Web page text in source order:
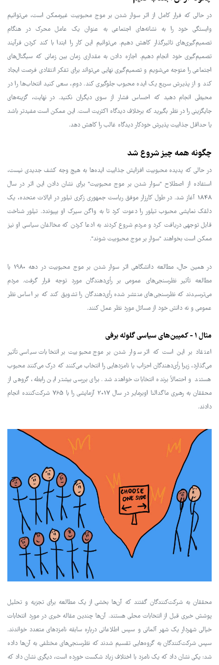
در حالی که فرار کامل از اثر سوار شدن بر موج محبوبیت غیرممکن است، می‌توانیم
وابستگی خود را به نشانه‌های اجتماعی به عنوان یک عامل محرک در هنگام
تصمیم‌گیری‌های تاثیرگذار کاهش دهیم. می‌توانیم این کار را ابتدا با کند کردن فرآیند
تصمیم‌گیری خود انجام دهیم. اجازه دادن به مقداری زمان بین زمانی که سیگنال‌های
اجتماعی را متوجه می‌شویم و تصمیم‌گیری نهایی می‌تواند برای تفکر انتقادی فرصت ایجاد
کند و از پذیرش سریع یک ایده محبوب جلوگیری کند. دوم، سعی کنید انتخاب‌ها را در
محیطی انجام دهید که احساس فشار از سوی دیگران نکنید. در نهایت، گزینه‌های
جایگزینی را در نظر بگیرید که برخلاف دیدگاه اکثریت است. این ممکن است مفیدتر باشد
یا حداقل جذابیت پذیرش خودکار دیدگاه غالب را کاهش دهد.
چگونه همه چیز شروع شد
در حالی که پدیده محبوبیت افزایش جذابیت ایده‌ها به هیچ وجه کشف جدیدی نیست،
استفاده از اصطلاح "سوار شدن بر موج محبوبیت" برای نشان دادن این اثر در سال
1848 آغاز شد. در طول کارزار موفق ریاست جمهوری زکری تیلور در ایالات متحده، یک
دلقک نمایشی محبوب تیلور را دعوت کرد تا به واگن سیرک او بپیوندد. تیلور شناخت
قابل توجهی دریافت کرد و مردم شروع کردند به ادعا کردن که مخالفان سیاسی او نیز
ممکن است بخواهند "سوار بر موج محبوبیت شوند".
در همین حال، مطالعه دانشگاهی اثر سوار شدن بر موج محبوبیت در دهه 1980 با
مطالعه تأثیر نظرسنجی‌های عمومی بر رأی‌دهندگان مورد توجه قرار گرفت. مردم
می‌ترسیدند که نظرسنجی‌های منتشر شده رأی‌دهندگان را تشویق کند که بر اساس نظر
عمومی و نه دانش خود از مسائل مورد نظر عمل کنند.
مثال 1 - کمپین‌های سیاسی گلوله برفی
اعتقاد بر این است که اثر سوار شدن بر موج محبوبیت بر انتخابات سیاسی تأثیر
می‌گذارد، زیرا رأی‌دهندگان احزاب یا نامزدهایی را انتخاب می‌کنند که درک می‌کنند محبوب
هستند و احتمالاً برنده انتخابات خواهند شد. برای بررسی بیشتر این رابطه، گروهی از
محققان به رهبری ماگدالنا اوبرمایر در سال 2017 آزمایشی را با 765 شرکت‌کننده انجام
دادند.
محققان به شرکت‌کنندگان گفتند که آن‌ها بخشی از یک مطالعه برای تجزیه و تحلیل
پوشش خبری قبل از انتخابات محلی هستند. آن‌ها چندین مقاله خبری در مورد انتخابات
خیالی شهردار یک شهر آلمانی و سپس اطلاعاتی درباره سابقه نامزدهای متعدد خواندند.
سپس شرکت‌کنندگان به گروه‌هایی تقسیم شدند که نظرسنجی‌های مختلفی به آن‌ها داده
شد: یکی نشان داد که یک نامزد با اختلاف زیاد شکست خورده است، دیگری نشان داد که